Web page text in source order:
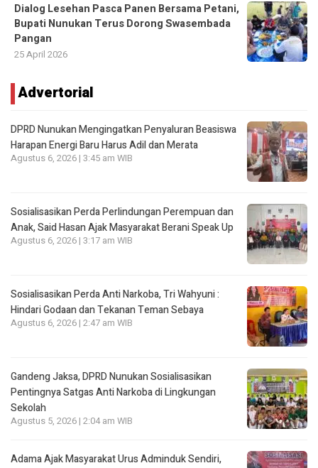
Dialog Lesehan Pasca Panen Bersama Petani,
Bupati Nunukan Terus Dorong Swasembada
Pangan
25 April 2026
Advertorial
DPRD Nunukan Mengingatkan Penyaluran Beasiswa
Harapan Energi Baru Harus Adil dan Merata
Agustus 6, 2026 | 3:45 am WIB
Sosialisasikan Perda Perlindungan Perempuan dan
Anak, Said Hasan Ajak Masyarakat Berani Speak Up
Agustus 6, 2026 | 3:17 am WIB
Sosialisasikan Perda Anti Narkoba, Tri Wahyuni :
Hindari Godaan dan Tekanan Teman Sebaya
Agustus 6, 2026 | 2:47 am WIB
Gandeng Jaksa, DPRD Nunukan Sosialisasikan
Pentingnya Satgas Anti Narkoba di Lingkungan
Sekolah
Agustus 5, 2026 | 2:04 am WIB
Adama Ajak Masyarakat Urus Adminduk Sendiri,